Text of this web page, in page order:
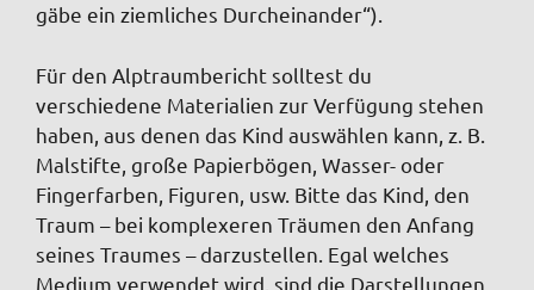
gäbe ein ziemliches Durcheinander“).
Für den Alptraumbericht solltest du
verschiedene Materialien zur Verfügung stehen
haben, aus denen das Kind auswählen kann, z. B.
Malstifte, große Papierbögen, Wasser- oder
Fingerfarben, Figuren, usw. Bitte das Kind, den
Traum – bei komplexeren Träumen den Anfang
seines Traumes – darzustellen. Egal welches
Medium verwendet wird, sind die Darstellungen